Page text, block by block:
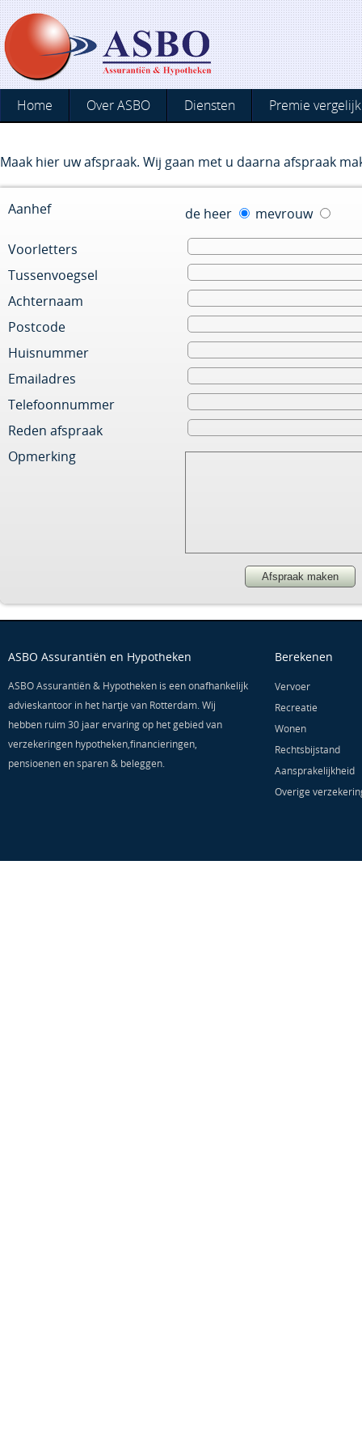
Home Over ASBO Diensten Premie
Maak hier uw afspraak. Wij gaan met u daarna afspraak
Aanhef de heer
mevrouw
Tussenvoegsel
Postcode
Huisnummer
Telefoonnummer
Reden afspraak
Opmerking
ASBO Assurantiën en Hypotheken
ASBO Assurantiën & Hypotheken is een onafhankelijk
advieskantoor in het hartje van Rotterdam. Wij
hebben ruim 30 jaar ervaring op het gebied van
verzekeringen hypotheken,financieringen,
pensioenen en sparen & beleggen.
Berekenen
Vervoer
Recreatie
Wonen
Rechtsbijstand
Aansprakelijkheid
Overige